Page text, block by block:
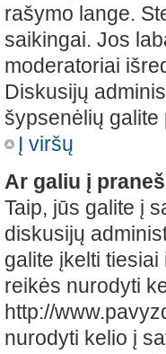
rašymo lange.
saikingai. Jos
moderatoriai
Diskusijų
šypsenėlių galite
Į viršų
Ar galiu į
Taip, jūs galite į
diskusijų
galite įkelti
reikės nurodyti
http://
nurodyti kelio į